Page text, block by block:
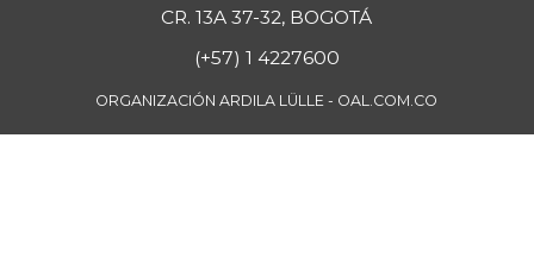
CR. 13A 37-32, BOGOTÁ
(+57) 1 4227600
ORGANIZACIÓN ARDILA LÜLLE - OAL.COM.CO